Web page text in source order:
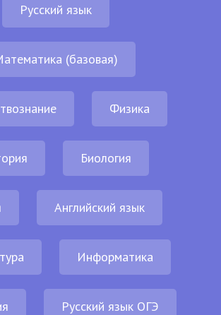
Русский язык
(базовая)
Физика
Биология
Английский язык
Информатика
Русский язык ОГЭ